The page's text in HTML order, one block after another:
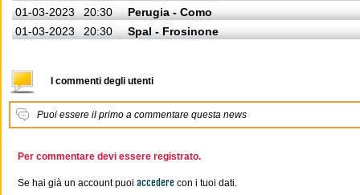
01-03-2023
20:30
Perugia - Como
01-03-2023
20:30 Spal - Frosinone
I commenti degli utenti
Puoi essere il primo a commentare questa news
Per commentare devi essere registrato.
Se hai già un account puoi accedere con i tuoi dati.